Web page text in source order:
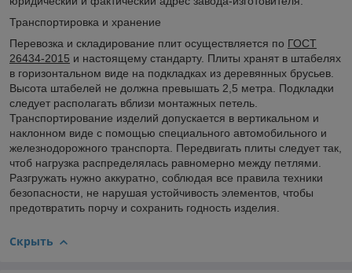
Транспортировка и хранение
Перевозка и складирование плит осуществляется по ГОСТ
26434-2015 и настоящему стандарту. Плиты хранят в штабелях
в горизонтальном виде на подкладках из деревянных брусьев.
Высота штабелей не должна превышать 2,5 метра. Подкладки
следует располагать вблизи монтажных петель.
Транспортирование изделий допускается в вертикальном и
наклонном виде с помощью специального автомобильного и
железнодорожного транспорта. Передвигать плиты следует так,
чтоб нагрузка распределялась равномерно между петлями.
Разгружать нужно аккуратно, соблюдая все правила техники
безопасности, не нарушая устойчивость элементов, чтобы
предотвратить порчу и сохранить годность изделия.
Скрыть